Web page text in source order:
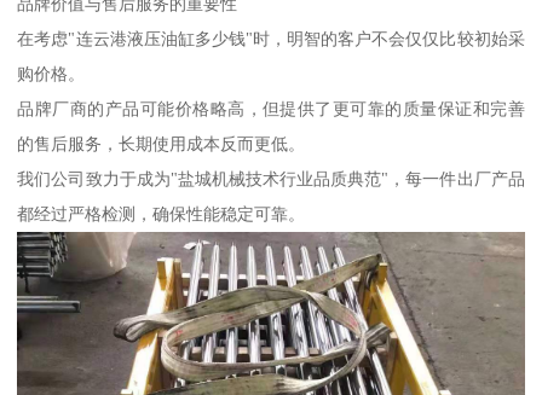
品牌价值与售后服务的重要性
在考虑"连云港液压油缸多少钱"时，明智的客户不会仅仅比较初始采
购价格。
品牌厂商的产品可能价格略高，但提供了更可靠的质量保证和完善
的售后服务，长期使用成本反而更低。
我们公司致力于成为"盐城机械技术行业品质典范"，每一件出厂产品
都经过严格检测，确保性能稳定可靠。